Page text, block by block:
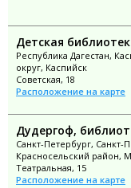
Детская
Республика Дагестан,
округ, Каспийск
Советская, 18
Расположение на карте
Дудергоф,
Санкт-Петербург, Санкт-
Красносельский район,
Театральная, 15
Расположение на карте